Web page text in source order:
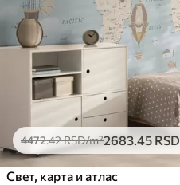
4472.42RSD/m²2683 .45 RSD
Свет, карта и атлас